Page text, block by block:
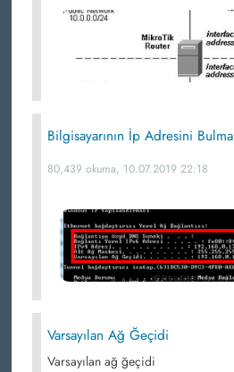
Bilgisayarının İp Adresini Bulma
80,439 okuma, 10.07.2019 22:18
Varsayılan Ağ Ğeçidi
Varsayılan ağ ğeçidi